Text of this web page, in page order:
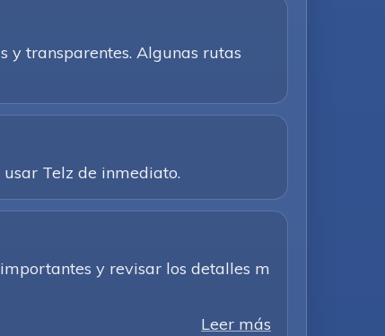
y transparentes. Algunas rutas
Telz de inmediato.
y revisar los detalles m
Leer más